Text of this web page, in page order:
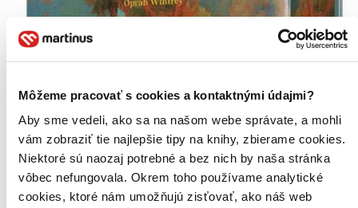
Môžeme pracovať s cookies a kontaktnými údajmi?
Aby sme vedeli, ako sa na našom webe správate, a mohli
vám zobraziť tie najlepšie tipy na knihy, zbierame cookies.
Niektoré sú naozaj potrebné a bez nich by naša stránka
vôbec nefungovala. Okrem toho používame analytické
cookies, ktoré nám umožňujú zisťovať, ako náš web